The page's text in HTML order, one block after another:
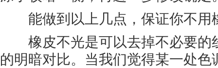
能做到以上几点，保证你不用
橡皮不光是可以去掉不必要的
的明暗对比。当我们觉得某一处